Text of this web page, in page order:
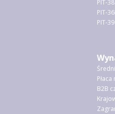
PIT-38
PIT-
PIT-39
B2B